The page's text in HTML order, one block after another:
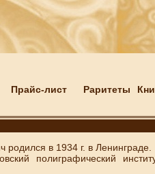
Прайс-лист Раритеты
в 1934 г. в Ленинграде.
полиграфический